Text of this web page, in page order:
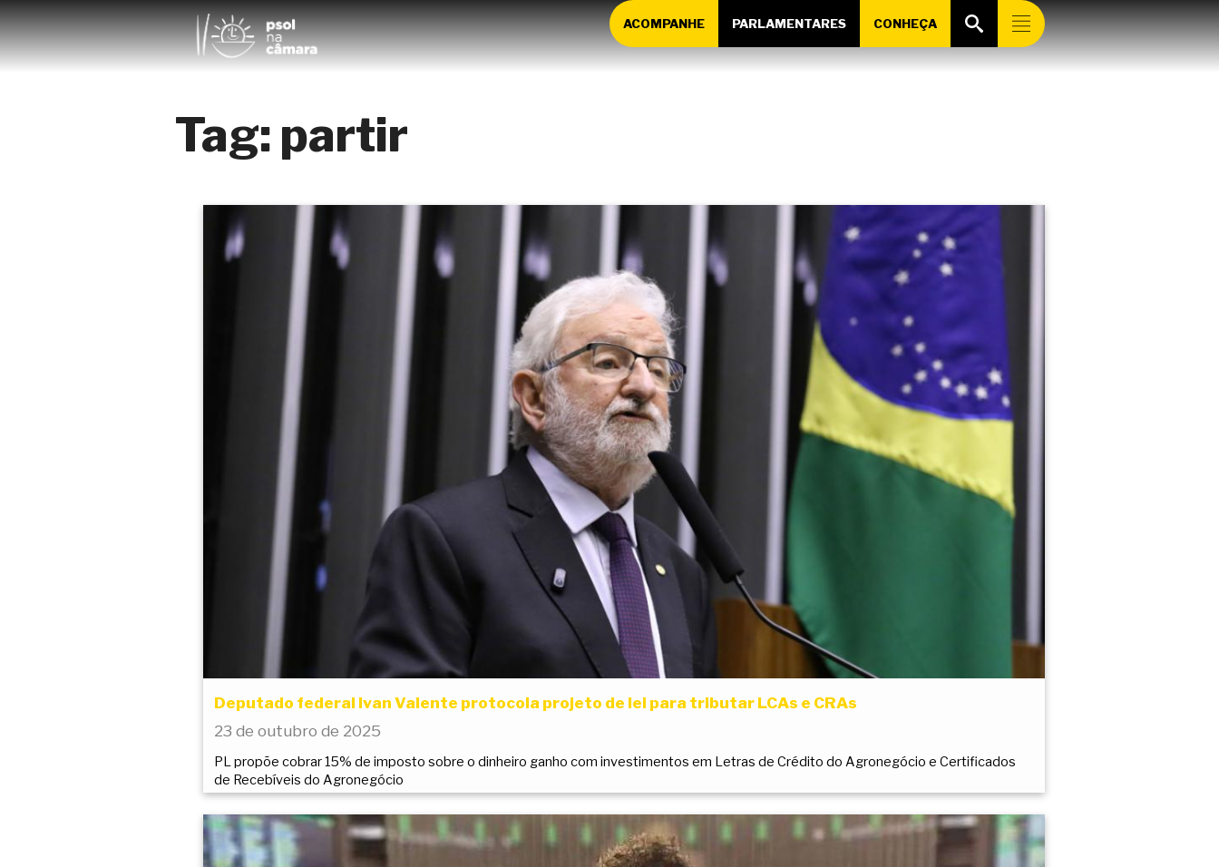
ACOMPANHE PARLAMENTARES CONHEÇA
Tag: partir
Deputado federal Ivan Valente protocola projeto de lei para tributar LCAs e CRAs
23 de outubro de 2025
PL propõe cobrar 15% de imposto sobre o dinheiro ganho com investimentos em Letras de Crédito do Agronegócio e Certificados
de Recebíveis do Agronegócio